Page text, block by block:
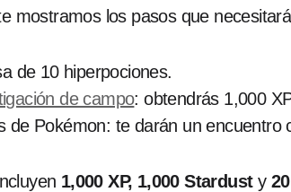
mostramos los pasos que
de 10 hiperpociones.
de campo: obtendrás 1,000
de Pokémon: te darán un encuentro
1,000 XP, 1,000 Stardusty